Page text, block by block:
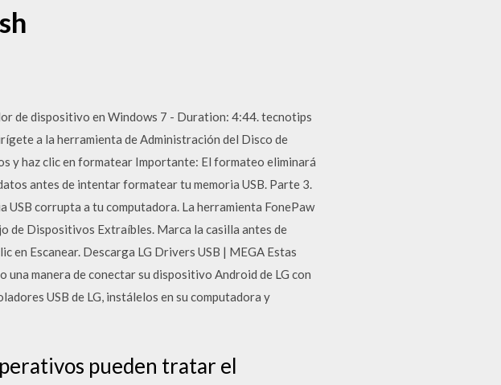
de dispositivo en Windows 7 - Duration: 4:44. tecnotips
a la herramienta de Administración del Disco de
y haz clic en formatear Importante: El formateo eliminará
antes de intentar formatear tu memoria USB. Parte 3.
USB corrupta a tu computadora. La herramienta FonePaw
de Dispositivos Extraíbles. Marca la casilla antes de
en Escanear. Descarga LG Drivers USB | MEGA Estas
manera de conectar su dispositivo Android de LG con
USB de LG, instálelos en su computadora y
pueden tratar el